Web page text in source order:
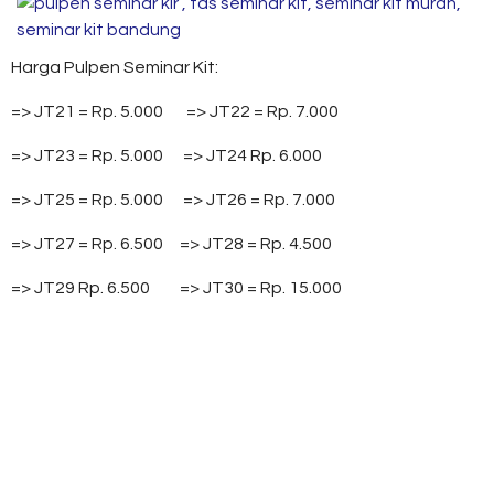
Harga Pulpen Seminar Kit:
=> JT21 = Rp. 5.000 => JT22 = Rp. 7.000
=> JT23 = Rp. 5.000 => JT24 Rp. 6.000
=> JT25 = Rp. 5.000 => JT26 = Rp. 7.000
=> JT27 = Rp. 6.500 => JT28 = Rp. 4.500
=> JT29 Rp. 6.500 => JT30 = Rp. 15.000